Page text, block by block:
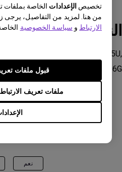
تخصيص الإعدادات الخاصة بملفات
من هنا. لمزيد من التفاصيل، يرجى
الارتباط و سياسة الخصوصية
ملفات تعريف
قبول ملفات
النماذج القابلة
PD2705UA, PD2725U, PD3205U,
PD3205UA, PD3220U, PD3226G
نعم